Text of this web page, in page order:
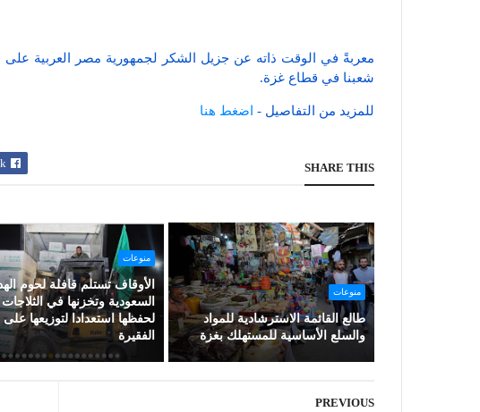
معربةً في الوقت ذاته عن جزيل الشكر لجمهورية مصر العربية على
شعبنا في قطاع غزة.
للمزيد من التفاصيل - اضغط هنا
SHARE THIS
Facebook
منوعات
طالع القائمة الاسترشادية للمواد
والسلع الأساسية للمستهلك بغزة
منوعات
الأوقاف تستلم قافلة لحوم
السعودية وتخزنها في الثلاجات
لحفظها استعدادا لتوزيعها على
الفقيرة
PREVIOUS